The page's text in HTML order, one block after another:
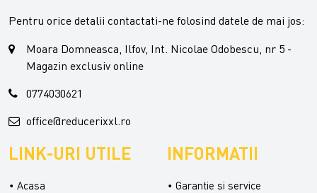
Pentru orice detalii contactati-ne folosind datele de mai jos:
Moara Domneasca, Ilfov, Int. Nicolae Odobescu, nr 5 -
Magazin exclusiv online
0774030621
office@reducerixxl.ro
LINK-URI UTILE
Acasa
INFORMATII
Garantie si service